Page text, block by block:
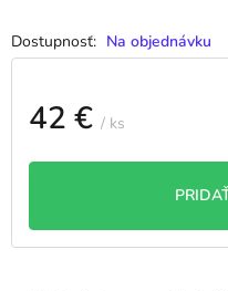
Na objednávku
42 € / ks